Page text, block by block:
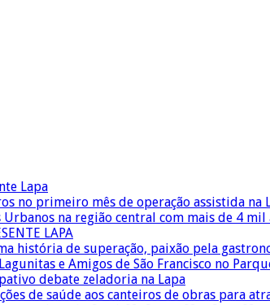
Lapa
no primeiro mês de operação assistida na
Urbanos na região central com mais de 4 mil
LAPA
história de superação, paixão pela
e Amigos de São Francisco no
debate zeladoria na Lapa
de saúde aos canteiros de obras para